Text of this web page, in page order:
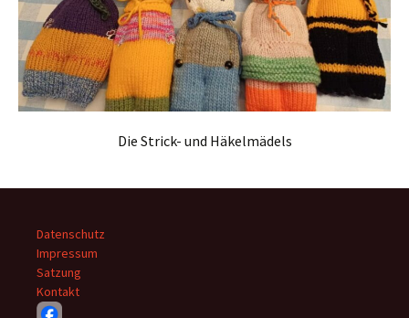
Die Strick- und Häkelmädels
Datenschutz
Impressum
Satzung
Kontakt